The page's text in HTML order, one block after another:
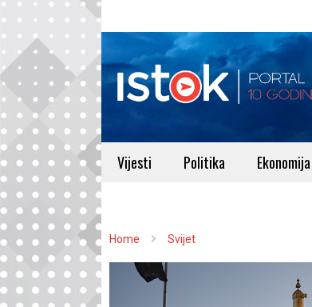
Vijesti Politika Ekonomija
Home Svijet